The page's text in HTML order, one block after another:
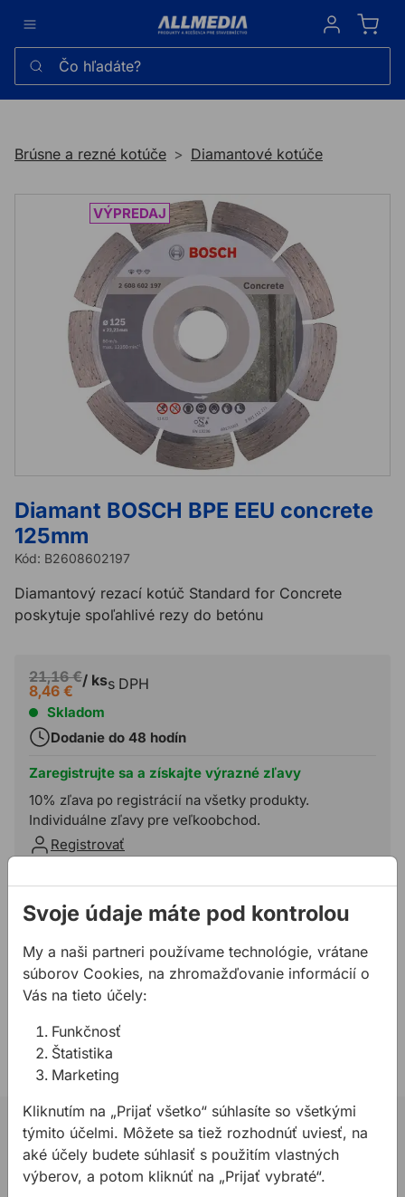
Sign in
Čo hľadáte?
Brúsne a rezné kotúče Diamantové kotúče
Diamant BOSCH BPE EEU concrete
125mm
Kód: B2608602197
Diamantový rezací kotúč Standard for Concrete
poskytuje spoľahlivé rezy do betónu
21,16 €
8,46 €
/ kss DPH
Skladom
Dodanie do 48 hodín
Zaregistrujte sa a získajte výrazné zľavy
10% zľava po registrácií na všetky produkty.
Individuálne zľavy pre veľkoobchod.
Registrovať
Pridať do košíka
Potrebujete poradiť?
02 623 109 20
allmedia@allmedia.sk
allmediasro (po-ne 7-22 h)
02 623 10 920
allmedia@allmedia.sk
allmediasro (po-ne 7-22 h)
Svoje údaje máte pod kontrolou
My a naši partneri používame technológie, vrátane
súborov Cookies, na zhromažďovanie informácií o
Vás na tieto účely:
Funkčnosť
Štatistika
Marketing
Kliknutím na „Prijať všetko“ súhlasíte so všetkými
týmito účelmi. Môžete sa tiež rozhodnúť uviesť, na
aké účely budete súhlasiť s použitím vlastných
výberov, a potom kliknúť na „Prijať vybraté“.